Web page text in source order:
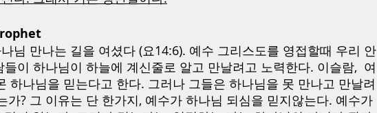
님 만나는 길을 여셨다 (요14:6). 예수 그리스도를 영접할때 우리 안
이 하나님이 하늘에 계신줄로 알고 만날려고 노력한다. 이슬람,  여
하나님을 믿는다고 한다. 그러나 그들은 하나님을 못 만나고 만날려
가? 그 이유는 단 한가지, 예수가 하나님 되심을 믿지않는다. 예수가